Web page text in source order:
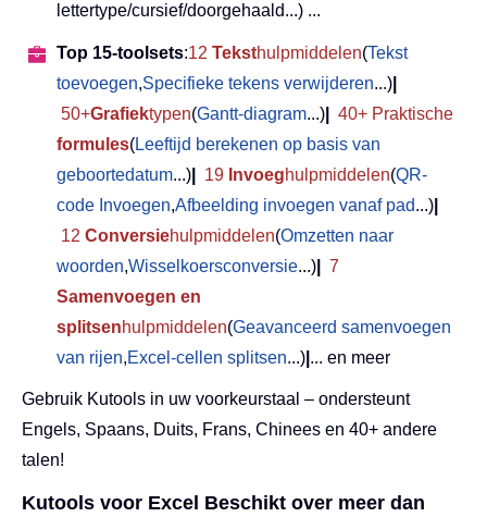
lettertype/cursief/doorgehaald...) ...
Top 15-toolsets:12 Teksthulpmiddelen(Tekst
toevoegen,Specifieke tekens verwijderen...)
50+Grafiektypen(Gantt-diagram...)
40+ Praktische
formules(Leeftijd berekenen op basis van
geboortedatum...) 19 Invoeghulpmiddelen(QR-
code Invoegen,Afbeelding invoegen vanaf pad...)
12 Conversiehulpmiddelen(Omzetten naar
woorden,Wisselkoersconversie...)
7
Samenvoegen en
splitsenhulpmiddelen(Geavanceerd samenvoegen
van rijen,Excel-cellen splitsen...) ... en meer
Gebruik Kutools in uw voorkeurstaal – ondersteunt
Engels, Spaans, Duits, Frans, Chinees en 40+ andere
talen!
Kutools voor Excel Beschikt over meer dan